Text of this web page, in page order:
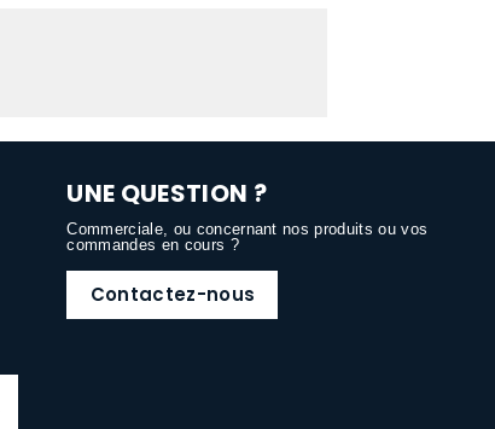
UNE QUESTION ?
Commerciale, ou concernant nos produits ou vos
commandes en cours ?
Contactez-nous